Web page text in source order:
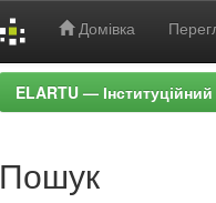
Домівка
ELARTU —
Пошук